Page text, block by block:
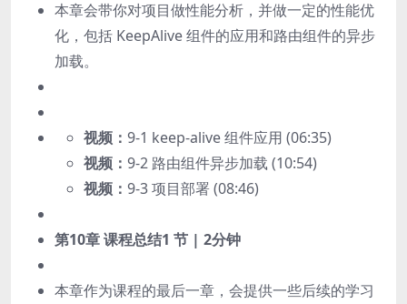
本章会带你对项目做性能分析，并做一定的性能优
化，包括 KeepAlive 组件的应用和路由组件的异步
加载。
视频： 9-1 keep-alive 组件应用 (06:35)
视频： 9-2 路由组件异步加载 (10:54)
视频： 9-3 项目部署 (08:46)
第10章 课程总结1 节 | 2分钟
本章作为课程的最后一章，会提供一些后续的学习